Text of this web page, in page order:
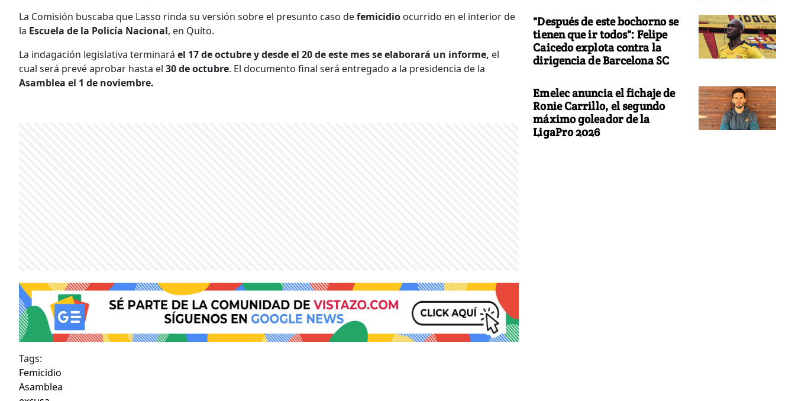
La Comisión buscaba que Lasso rinda su versión sobre el presunto caso defemicidio ocurrido en el interior de
la Escuela de la Policía Nacional, en Quito.
La indagación legislativa terminará el 17 de octubre y desde el 20 de este mes se elaborará un informe, el
cual será prevé aprobar hasta el 30 de octubre. El documento final será entregado a la presidencia de la
Asamblea el 1 de noviembre.
Tags:
Femicidio
Asamblea
"Después de este bochorno se
tienen que ir todos": Felipe
Caicedo explota contra la
dirigencia de Barcelona SC
Emelec anuncia el fichaje de
Ronie Carrillo, el segundo
máximo goleador de la
LigaPro 2026